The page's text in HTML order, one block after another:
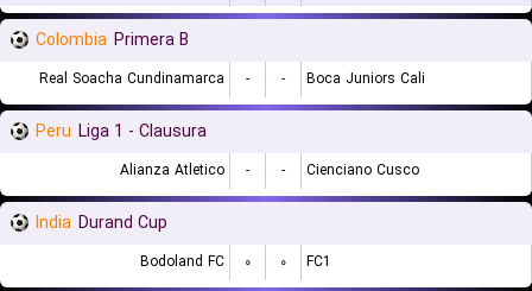
Colombia Primera B
Real Soacha Cundinamarca - - Boca Juniors Cali
Peru Liga 1 - Clausura
Alianza Atletico - - Cienciano Cusco
India Durand Cup
Bodoland FC ۰ ۰ FC1